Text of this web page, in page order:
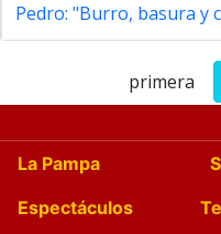
Pedro: "Burro, basura y
primera
La Pampa
Espectáculos